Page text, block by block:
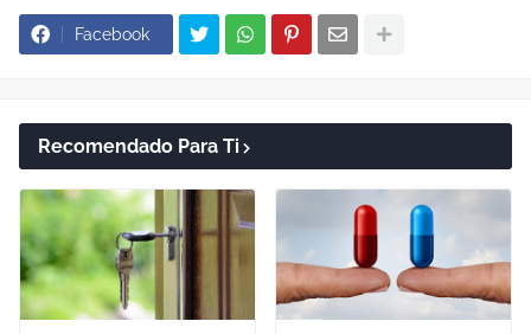
Facebook
Recomendado Para Ti